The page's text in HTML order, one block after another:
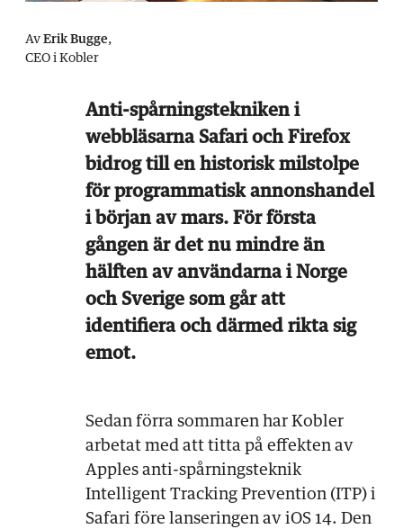
Av Erik Bugge,
CEO i Kobler
Anti-spårningstekniken i
webbläsarna Safari och Firefox
bidrog till en historisk milstolpe
för programmatisk annonshandel
i början av mars. För första
gången är det nu mindre än
hälften av användarna i Norge
och Sverige som går att
identifiera och därmed rikta sig
emot.
Sedan förra sommaren har Kobler
arbetat med att titta på effekten av
Apples anti-spårningsteknik
Intelligent Tracking Prevention (ITP) i
Safari före lanseringen av iOS 14. Den